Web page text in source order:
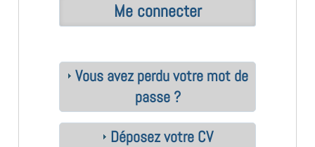
Vous avez perdu votre mot de
passe ?
Déposez votre CV